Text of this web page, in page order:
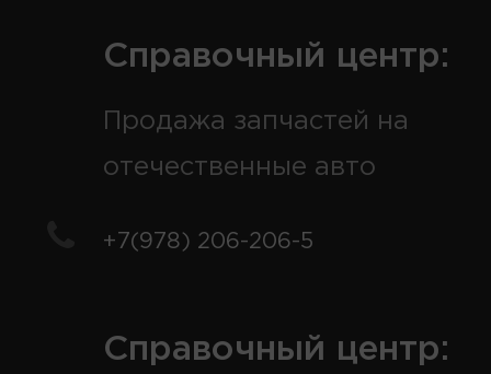
Справочный центр:
Продажа запчастей на
отечественные авто
+7(978) 206-206-5
Справочный центр: